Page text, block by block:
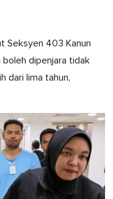
Seksyen 403 Kanun
boleh dipenjara tidak
dari lima tahun,